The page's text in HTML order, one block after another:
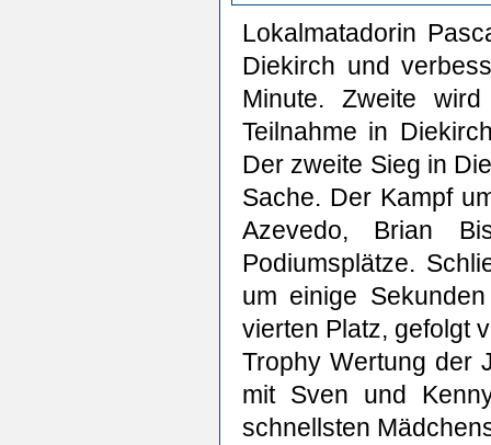
Lokalmatadorin
Diekirch und
Minute. Zweite
Teilnahme in
Der zweite Sieg in
Sache. Der Kampf
Azevedo, Brian
Podiumsplätze.
um einige
vierten Platz, gefolgt
Trophy Wertung der
mit Sven und
schnellsten